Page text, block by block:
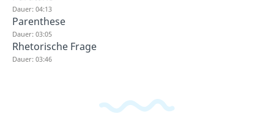
Dauer: 04:13
Parenthese
Dauer: 03:05
Rhetorische Frage
Dauer: 03:46